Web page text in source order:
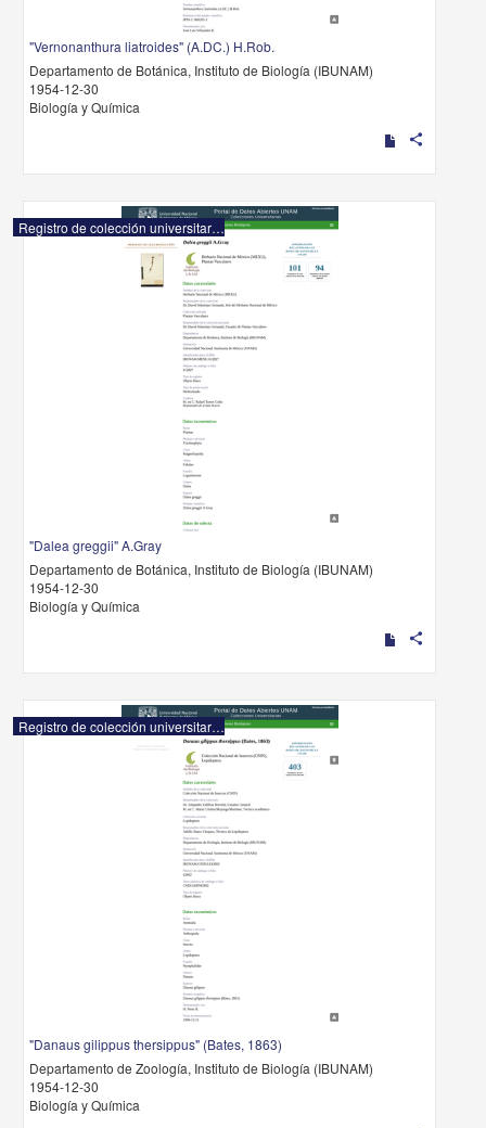
"Vernonanthura liatroides" (A.DC.) H.Rob.
Departamento de Botánica, Instituto de Biología (IBUNAM)
1954-12-30
Biología y Química
share
Registro de colección universitaria
"Dalea greggii" A.Gray
Departamento de Botánica, Instituto de Biología (IBUNAM)
1954-12-30
Biología y Química
share
Registro de colección universitaria
"Danaus gilippus thersippus" (Bates, 1863)
Departamento de Zoología, Instituto de Biología (IBUNAM)
1954-12-30
Biología y Química